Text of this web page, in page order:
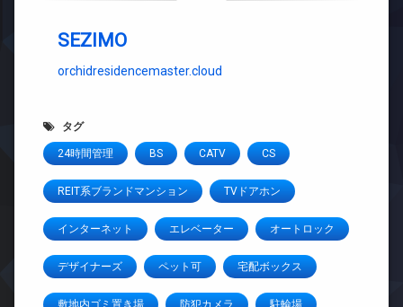
SEZIMO
orchidresidencemaster.cloud
タグ
24時間管理 BS CATV CS
REIT系ブランドマンション TVドアホン
インターネット エレベーター オートロック
デザイナーズ ペット可 宅配ボックス
敷地内ゴミ置き場 防犯カメラ 駐輪場